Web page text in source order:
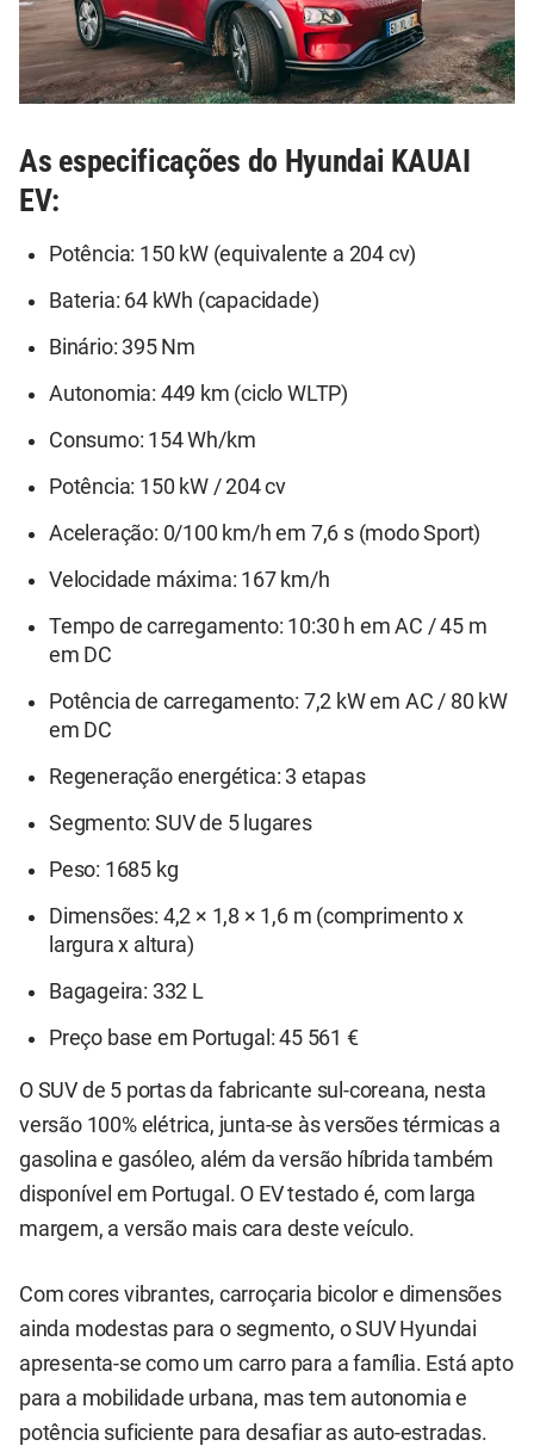
As especificações do Hyundai KAUAI
EV:
Potência: 150 kW (equivalente a 204 cv)
Bateria: 64 kWh (capacidade)
Binário: 395 Nm
Autonomia: 449 km (ciclo WLTP)
Consumo: 154 Wh/km
Potência: 150 kW / 204 cv
Aceleração: 0/100 km/h em 7,6 s (modo Sport)
Velocidade máxima: 167 km/h
Tempo de carregamento: 10:30 h em AC / 45 m
em DC
Potência de carregamento: 7,2 kW em AC / 80 kW
em DC
Regeneração energética: 3 etapas
Segmento: SUV de 5 lugares
Peso: 1685 kg
Dimensões: 4,2 × 1,8 × 1,6 m (comprimento x
largura x altura)
Bagageira: 332 L
Preço base em Portugal: 45 561 €
O SUV de 5 portas da fabricante sul-coreana, nesta
versão 100% elétrica, junta-se às versões térmicas a
gasolina e gasóleo, além da versão híbrida também
disponível em Portugal. O EV testado é, com larga
margem, a versão mais cara deste veículo.
Com cores vibrantes, carroçaria bicolor e dimensões
ainda modestas para o segmento, o SUV Hyundai
apresenta-se como um carro para a família. Está apto
para a mobilidade urbana, mas tem autonomia e
potência suficiente para desafiar as auto-estradas.